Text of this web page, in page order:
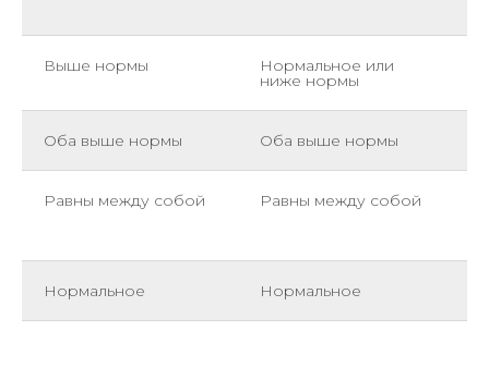
Выше нормы Нормальное или
ниже нормы
Оба выше нормы Оба выше нормы
Равны между собой Равны между собой
Нормальное Нормальное